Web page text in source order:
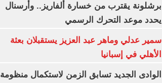
برشلونة يقترب من خسارة ألفاريز.. وأرسنال
يحدد موعد التحرك الرسمي
سمير عدلي وماهر عبد العزيز يستقبلان بعثة
الأهلي في إسبانيا
الوادى الجديد تسابق الزمن لاستكمال منظومة